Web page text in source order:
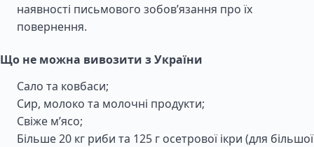
наявності письмового зобов’язання про їх
повернення.
Що не можна вивозити з України
Сало та ковбаси;
Сир, молоко та молочні продукти;
Свіже м’ясо;
Більше 20 кг риби та 125 г осетрової ікри (для більшої